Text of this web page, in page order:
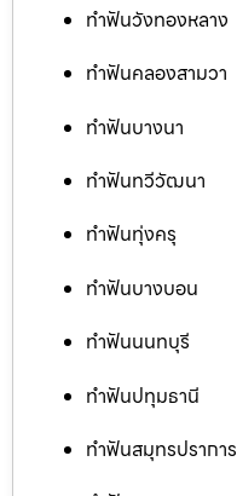
ทำฟันวังทองหลาง
ทำฟันคลองสามวา
ทำฟันบางนา
ทำฟันทวีวัฒนา
ทำฟันทุ่งครุ
ทำฟันบางบอน
ทำฟันนนทบุรี
ทำฟันปทุมธานี
ทำฟันสมุทรปราการ